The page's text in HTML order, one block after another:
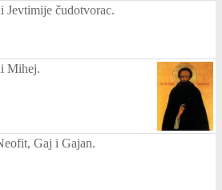
Jevtimije čudotvorac.
Mihej.
Gaj i Gajan.